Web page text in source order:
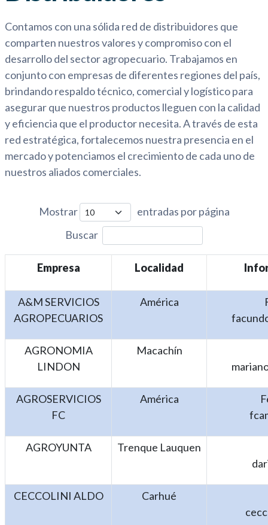
Contamos con una sólida red de distribuidores que
comparten nuestros valores y compromiso con el
desarrollo del sector agropecuario. Trabajamos en
conjunto con empresas de diferentes regiones del país,
brindando respaldo técnico, comercial y logístico para
asegurar que nuestros productos lleguen con la calidad
y eficiencia que el productor necesita. A través de esta
red estratégica, fortalecemos nuestra presencia en el
mercado y potenciamos el crecimiento de cada uno de
nuestros aliados comerciales.
Mostrar
entradas por página
Buscar
Empresa Localidad
A&M SERVICIOS
AGROPECUARIOS
América
AGRONOMIA
LINDON
Macachín
AGROSERVICIOS
FC
América
AGROYUNTA
Trenque Lauquen
CECCOLINI ALDO
Carhué